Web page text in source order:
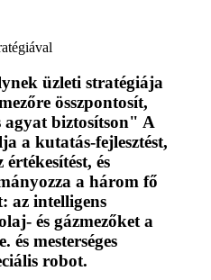
üzleti stratégiája
összpontosít,
agyat biztosítson" A
a kutatás-fejlesztést,
értékesítést, és
a három fő
az intelligens
és gázmezőket a
és mesterséges
robot.